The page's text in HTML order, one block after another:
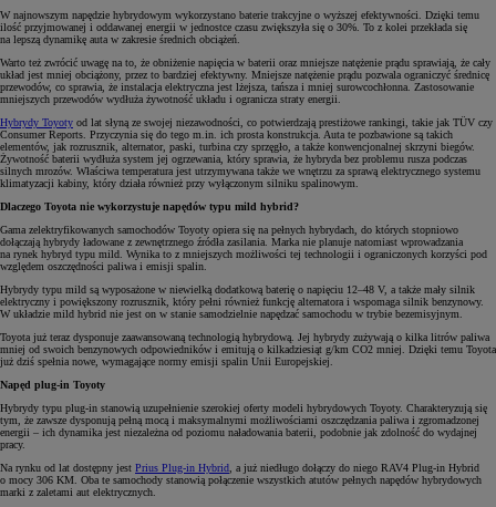
W najnowszym napędzie hybrydowym wykorzystano baterie trakcyjne o wyższej efektywności. Dzięki temu
ilość przyjmowanej i oddawanej energii w jednostce czasu zwiększyła się o 30%. To z kolei przekłada się
na lepszą dynamikę auta w zakresie średnich obciążeń.
Warto też zwrócić uwagę na to, że obniżenie napięcia w baterii oraz mniejsze natężenie prądu sprawiają, że cały
układ jest mniej obciążony, przez to bardziej efektywny. Mniejsze natężenie prądu pozwala ograniczyć średnicę
przewodów, co sprawia, że instalacja elektryczna jest lżejsza, tańsza i mniej surowcochłonna. Zastosowanie
mniejszych przewodów wydłuża żywotność układu i ogranicza straty energii.
Hybrydy Toyoty od lat słyną ze swojej niezawodności, co potwierdzają prestiżowe rankingi, takie jak TÜV czy
Consumer Reports. Przyczynia się do tego m.in. ich prosta konstrukcja. Auta te pozbawione są takich
elementów, jak rozrusznik, alternator, paski, turbina czy sprzęgło, a także konwencjonalnej skrzyni biegów.
Żywotność baterii wydłuża system jej ogrzewania, który sprawia, że hybryda bez problemu rusza podczas
silnych mrozów. Właściwa temperatura jest utrzymywana także we wnętrzu za sprawą elektrycznego systemu
klimatyzacji kabiny, który działa również przy wyłączonym silniku spalinowym.
Dlaczego Toyota nie wykorzystuje napędów typu mild hybrid?
Gama zelektryfikowanych samochodów Toyoty opiera się na pełnych hybrydach, do których stopniowo
dołączają hybrydy ładowane z zewnętrznego źródła zasilania. Marka nie planuje natomiast wprowadzania
na rynek hybryd typu mild. Wynika to z mniejszych możliwości tej technologii i ograniczonych korzyści pod
względem oszczędności paliwa i emisji spalin.
Hybrydy typu mild są wyposażone w niewielką dodatkową baterię o napięciu 12–48 V, a także mały silnik
elektryczny i powiększony rozrusznik, który pełni również funkcję alternatora i wspomaga silnik benzynowy.
W układzie mild hybrid nie jest on w stanie samodzielnie napędzać samochodu w trybie bezemisyjnym.
Toyota już teraz dysponuje zaawansowaną technologią hybrydową. Jej hybrydy zużywają o kilka litrów paliwa
mniej od swoich benzynowych odpowiedników i emitują o kilkadziesiąt g/km CO2 mniej. Dzięki temu Toyota
już dziś spełnia nowe, wymagające normy emisji spalin Unii Europejskiej.
Napęd plug-in Toyoty
Hybrydy typu plug-in stanowią uzupełnienie szerokiej oferty modeli hybrydowych Toyoty. Charakteryzują się
tym, że zawsze dysponują pełną mocą i maksymalnymi możliwościami oszczędzania paliwa i zgromadzonej
energii – ich dynamika jest niezależna od poziomu naładowania baterii, podobnie jak zdolność do wydajnej
pracy.
Na rynku od lat dostępny jest Prius Plug-in Hybrid , a już niedługo dołączy do niego RAV4 Plug-in Hybrid
o mocy 306 KM. Oba te samochody stanowią połączenie wszystkich atutów pełnych napędów hybrydowych
marki z zaletami aut elektrycznych.